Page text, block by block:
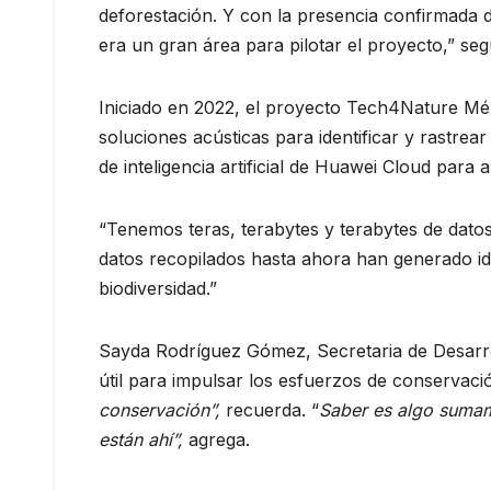
deforestación. Y con la presencia confirmada
era un gran área para pilotar el proyecto,”
Iniciado en 2022, el proyecto Tech4Nature
soluciones acústicas para identificar y
de inteligencia artificial de Huawei Cloud para
“Tenemos teras, terabytes y terabytes de
datos recopilados hasta ahora han generado
biodiversidad.”
Sayda Rodríguez Gómez, Secretaria de
útil para impulsar los esfuerzos de
conservación”, recuerda. “Saber es algo
están ahí”, agrega.